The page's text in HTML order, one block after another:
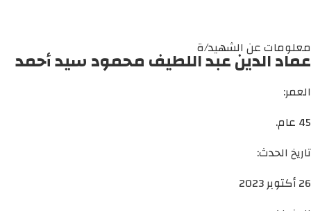
معلومات عن الشهيد/ة
عماد الدين عبد اللطيف محمود سيد أحمد
العمر:
45 عام.
تاريخ الحدث:
26 أكتوبر 2023